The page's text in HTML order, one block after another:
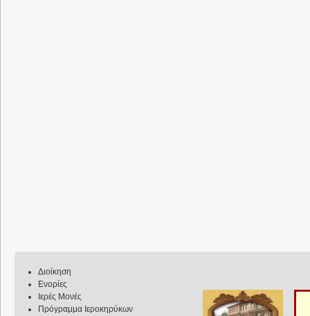
Διοίκηση
Ενορίες
Ιερές Μονές
Πρόγραμμα Ιεροκηρύκων